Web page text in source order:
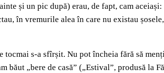
și un pic după) erau, de fapt, cam
în vremurile alea în care nu existau
s-a sfîrșit. Nu pot încheia fără să
„bere de casă” („Estival”, produsă la